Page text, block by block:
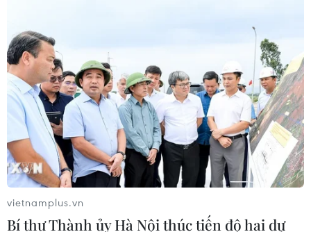
TIN CÙNG CHUYÊN MỤC
Việt Nam là điểm đến hấp dẫn với
doanh nghiệp bán dẫn hàng đầu của
Mỹ
08/08/2026 13:45
vietnamplus.vn
Bí thư Thành ủy Hà Nội thúc tiến độ hai dự